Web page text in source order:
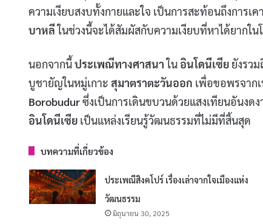
ความเงียบสงบทั้งกายและใจ เป็นการสะท้อนถึงการ
บาหลีในช่วงนี้จะได้สัมผัสกับความเงียบที่หาได้ยากใน
นอกจากนี้ประเพณีทางศาสนาในอินโดนีเซีย ยังรว
บูชายัญในหมู่เกาะ สุมาตราตะวันออก เพื่อขอพรจาก
Borobudurซึ่งเป็นการเดินขบวนด้วยแสงเทียนอันงด
อินโดนีเซีย เป็นแหล่งเรียนรู้วัฒนธรรมที่ไม่มีที่สิ้นสุด
บทความที่เกี่ยวข้อง
ประเพณีสิงคโปร์ เรื่องเล่าจากใจเมืองแห่ง
วัฒนธรรม
มิถุนายน 30, 2025